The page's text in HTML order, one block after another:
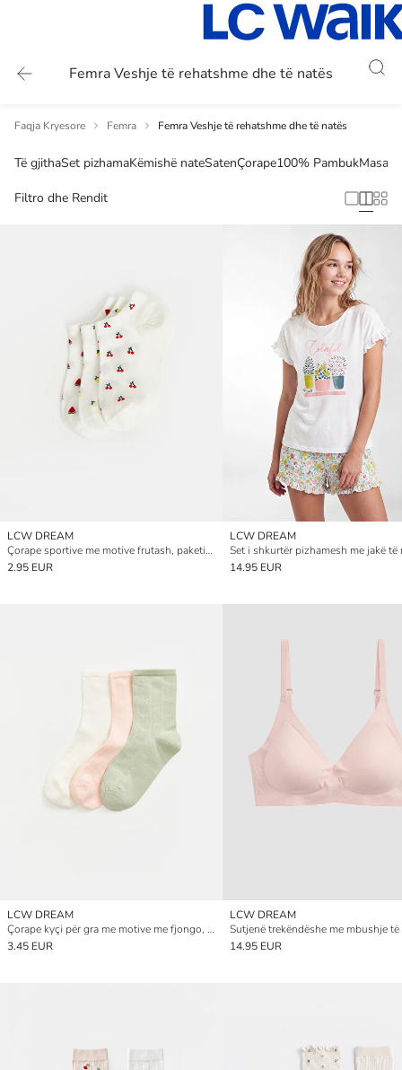
Femra Veshje të rehatshme dhe të natës
Faqja Kryesore Femra Femra Veshje të rehatshme dhe të natës
Të gjithaSet pizhamaKëmishë nateSatenÇorape100% PambukMasa
Filtro dhe Rendit
LCW DREAM
Çorape sportive me motive frutash, paketim treshe për gra
2.95 EUR
LCW DREAM
14.95 EUR
LCW DREAM
Çorape kyçi për gra me motive me fjongo, paketim 3-copësh
3.45 EUR
LCW DREAM
14.95 EUR